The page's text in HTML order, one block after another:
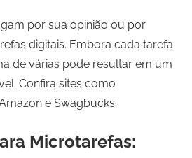
por sua opinião ou por
digitais. Embora cada tarefa
de várias pode resultar em um
Confira sites como
e Swagbucks.
Microtarefas: